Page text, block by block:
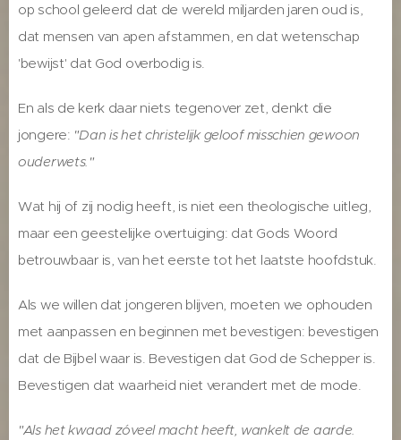
op school geleerd dat de wereld miljarden jaren oud is,
dat mensen van apen afstammen, en dat wetenschap
'bewijst' dat God overbodig is.
En als de kerk daar niets tegenover zet, denkt die
jongere: "Dan is het christelijk geloof misschien gewoon
ouderwets."
Wat hij of zij nodig heeft, is niet een theologische uitleg,
maar een geestelijke overtuiging: dat Gods Woord
betrouwbaar is, van het eerste tot het laatste hoofdstuk.
Als we willen dat jongeren blijven, moeten we ophouden
met aanpassen en beginnen met bevestigen: bevestigen
dat de Bijbel waar is. Bevestigen dat God de Schepper is.
Bevestigen dat waarheid niet verandert met de mode.
"Als het kwaad zóveel macht heeft, wankelt de aarde.